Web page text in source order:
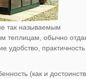
так называемым
теплицам, обычно
удобство,
(как и